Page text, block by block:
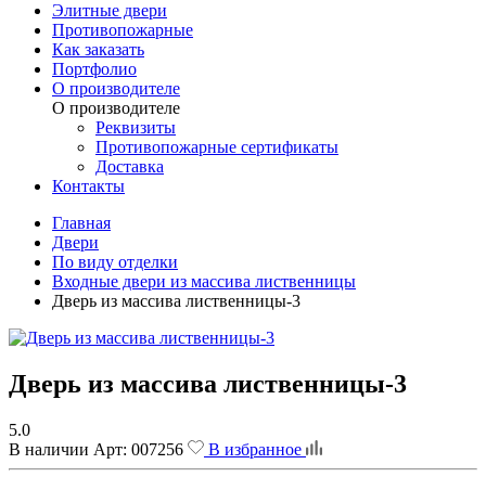
Элитные двери
Противопожарные
Как заказать
Портфолио
О производителе
О производителе
Реквизиты
Противопожарные сертификаты
Доставка
Контакты
Главная
Двери
По виду отделки
Входные двери из массива лиственницы
Дверь из массива лиственницы-3
Дверь из массива лиственницы-3
5.0
В наличии Арт: 007256 В избранное